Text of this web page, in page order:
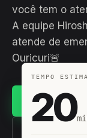
você tem o
A equipe
atende de
Ouricuri🚨
TEMPO
20